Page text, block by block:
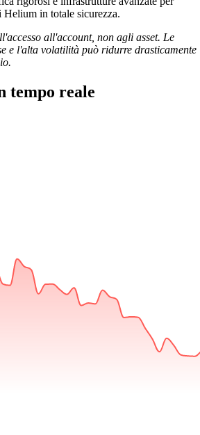
in totale sicurezza.
all'account, non agli asset. Le
e l'alta volatilità può ridurre drasticamente
tempo reale